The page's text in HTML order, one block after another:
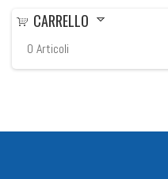
CARRELLO
0 Articoli